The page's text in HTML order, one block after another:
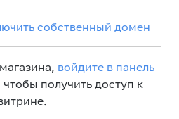
собственный домен
войдите в панель
чтобы получить доступ к